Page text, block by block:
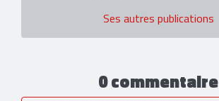
Ses autres publications
0 commentaire